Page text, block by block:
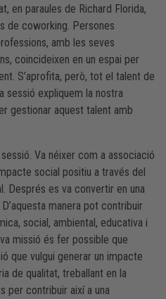
en paraules de Richard Florida,
de coworking. Persones
amb les seves
coincideixen en un espai per
S’aprofita, però, tot el talent de
sessió expliquem la nostra
gestionar aquest talent amb
Va néixer com a associació
social positiu a través del
Després es va convertir en una
manera pot contribuir
social, ambiental, educativa i
missió és fer possible que
que vulgui generar un impacte
de qualitat, treballant en la
per contribuir així a una